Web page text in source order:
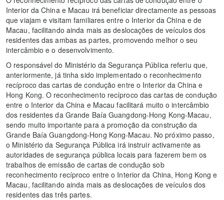
Interior da China e Macau irá beneficiar directamente as pessoas
que viajam e visitam familiares entre o Interior da China e de
Macau, facilitando ainda mais as deslocações de veículos dos
residentes das ambas as partes, promovendo melhor o seu
intercâmbio e o desenvolvimento.
O responsável do Ministério da Segurança Pública referiu que,
anteriormente, já tinha sido implementado o reconhecimento
recíproco das cartas de condução entre o Interior da China e
Hong Kong. O reconhecimento recíproco das cartas de condução
entre o Interior da China e Macau facilitará muito o intercâmbio
dos residentes da Grande Baía Guangdong-Hong Kong-Macau,
sendo muito importante para a promoção da construção da
Grande Baía Guangdong-Hong Kong-Macau. No próximo passo,
o Ministério da Segurança Pública irá instruir activamente as
autoridades de segurança pública locais para fazerem bem os
trabalhos de emissão de cartas de condução sob
reconhecimento recíproco entre o Interior da China, Hong Kong e
Macau, facilitando ainda mais as deslocações de veículos dos
residentes das três partes.